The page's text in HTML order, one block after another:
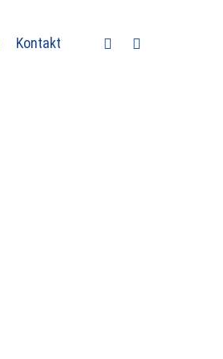
Kontakt facebookinstagram